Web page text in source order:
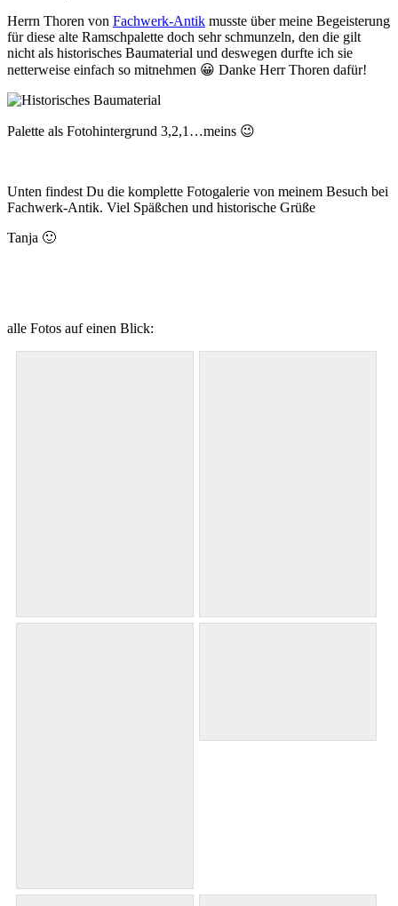
Herrn Thoren von Fachwerk-Antik musste über meine Begeisterung
für diese alte Ramschpalette doch sehr schmunzeln, den die gilt
nicht als historisches Baumaterial und deswegen durfte ich sie
netterweise einfach so mitnehmen 😀 Danke Herr Thoren dafür!
Palette als Fotohintergrund 3,2,1…meins 😉
Unten findest Du die komplette Fotogalerie von meinem Besuch bei
Fachwerk-Antik. Viel Späßchen und historische Grüße
Tanja 🙂
alle Fotos auf einen Blick: